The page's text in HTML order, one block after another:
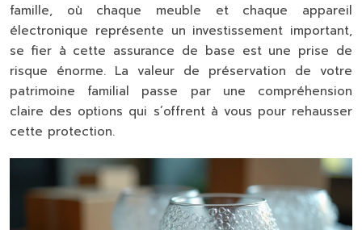
famille, où chaque meuble et chaque appareil
électronique représente un investissement important,
se fier à cette assurance de base est une prise de
risque énorme. La valeur de préservation de votre
patrimoine familial passe par une compréhension
claire des options qui s’offrent à vous pour rehausser
cette protection.